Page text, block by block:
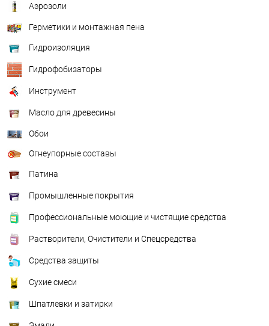
Аэрозоли
Герметики и монтажная пена
Гидроизоляция
Гидрофобизаторы
Инструмент
Масло для древесины
Обои
Огнеупорные составы
Патина
Промышленные покрытия
Профессиональные моющие и чистящие средства
Растворители, Очистители и Спецсредства
Средства защиты
Сухие смеси
Шпатлевки и затирки